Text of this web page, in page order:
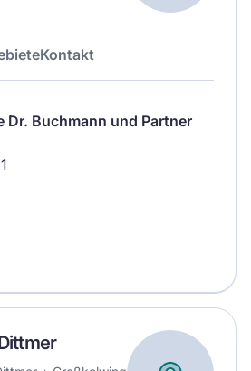
Kontakt
Dr. Buchmann und Partner